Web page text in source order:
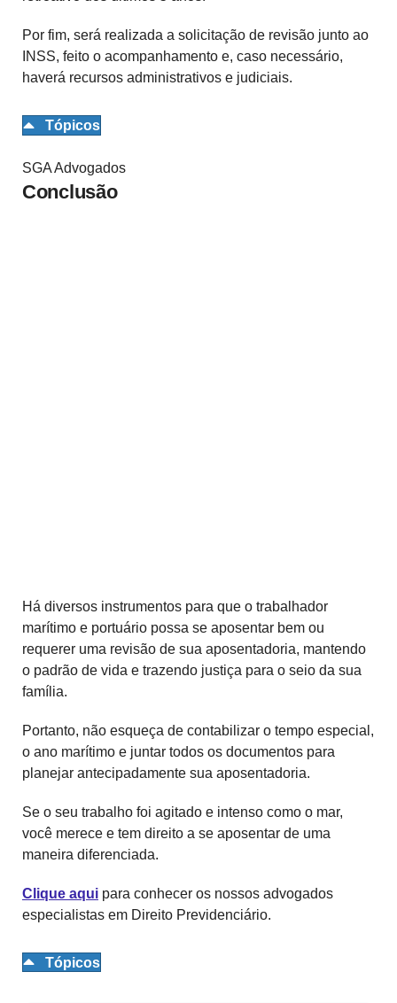
Por fim, será realizada a solicitação de revisão junto ao
INSS, feito o acompanhamento e, caso necessário,
haverá recursos administrativos e judiciais.
Tópicos
SGA Advogados
Conclusão
Há diversos instrumentos para que o trabalhador
marítimo e portuário possa se aposentar bem ou
requerer uma revisão de sua aposentadoria, mantendo
o padrão de vida e trazendo justiça para o seio da sua
família.
Portanto, não esqueça de contabilizar o tempo especial,
o ano marítimo e juntar todos os documentos para
planejar antecipadamente sua aposentadoria.
Se o seu trabalho foi agitado e intenso como o mar,
você merece e tem direito a se aposentar de uma
maneira diferenciada.
Clique aqui para conhecer os nossos advogados
especialistas em Direito Previdenciário.
Tópicos